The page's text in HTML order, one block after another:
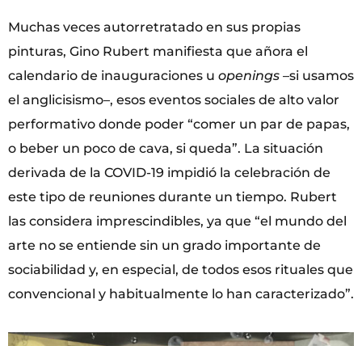
Muchas veces autorretratado en sus propias
pinturas, Gino Rubert manifiesta que añora el
calendario de inauguraciones u openings –si usamos
el anglicisismo–, esos eventos sociales de alto valor
performativo donde poder “comer un par de papas,
o beber un poco de cava, si queda”. La situación
derivada de la COVID-19 impidió la celebración de
este tipo de reuniones durante un tiempo. Rubert
las considera imprescindibles, ya que “el mundo del
arte no se entiende sin un grado importante de
sociabilidad y, en especial, de todos esos rituales que
convencional y habitualmente lo han caracterizado”.